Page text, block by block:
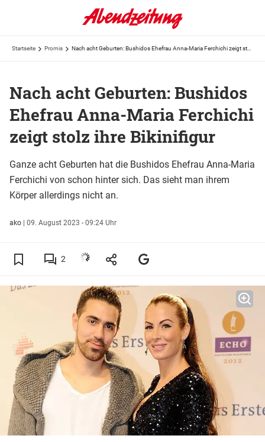
Startseite Promis
Nach acht Geburten: Bushidos
Ehefrau Anna-Maria Ferchichi
zeigt stolz ihre Bikinifigur
Ganze acht Geburten hat die Bushidos Ehefrau Anna-Maria
Ferchichi von schon hinter sich. Das sieht man ihrem
Körper allerdings nicht an.
ako | 09. August 2023 - 09:24 Uhr
2